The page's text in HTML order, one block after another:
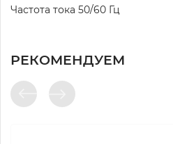
Частота тока 50/60 Гц
РЕКОМЕНДУЕМ